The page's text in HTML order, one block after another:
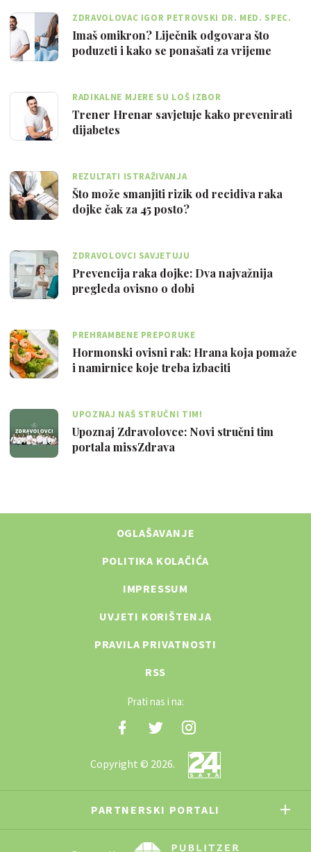
ZDRAVOLOVAC IGOR PETROVSKI DR. MED. SPEC.
OBITELJSKE MEDICINE
Imaš omikron? Liječnik odgovara što
poduzeti i kako se ponašati za vrijeme
RADIKALNE MJERE SU LOŠ IZBOR
Trener Hrenar savjetuje kako prevenirati
dijabetes
REZULTATI ISTRAŽIVANJA
Što može smanjiti rizik od recidiva raka
dojke čak za 45 posto?
ZDRAVOLOVCI SAVJETUJU
Prevencija raka dojke: Dva najvažnija
pregleda ovisno o dobi
PREHRAMBENE PREPORUKE
Hormonski ovisni rak: Hrana koja pomaže
i namirnice koje treba izbaciti
UPOZNAJ NAŠ STRUČNI TIM!
Upoznaj Zdravolovce: Novi stručni tim
portala missZdrava
OGLAŠAVANJE
POLITIKA KOLAČIĆA
IMPRESSUM
UVJETI KORIŠTENJA
PRAVILA PRIVATNOSTI
RSS
Prati nas i na:
Copyright © 2026.
PARTNERSKI PORTALI